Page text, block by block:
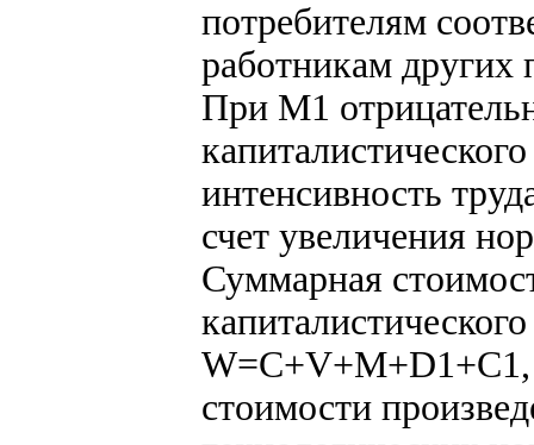
потребителям
работникам других
При М1
интенсивность
счет увеличения
Суммарная
W=C+V+M+D1+С1,
стоимости